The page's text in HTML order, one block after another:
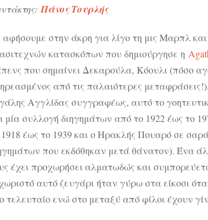
Πάνος Τουρλής
αφήσουμε στην άκρη για λίγο τη μις Μαρπλ
κατασκόπων που δημιούργησε η
που σημαίνει Δεκαρούλα, Κόουλι (πόσο
από τις παλαιότερες
Αγγλίδας συγγραφέως, αυτό το
μία συλλογή διηγημάτων από το 1922 έως το
έως το 1939 και ο Ηρακλής Πουαρό σε
που εκδόθηκαν μετά θάνατον). Ένα
έχει προχωρήσει αλματωδώς και
αυτό ζευγάρι ήταν γύρω στα είκοσι
τελευταίο ενώ στο μεταξύ από φίλοι έχουν